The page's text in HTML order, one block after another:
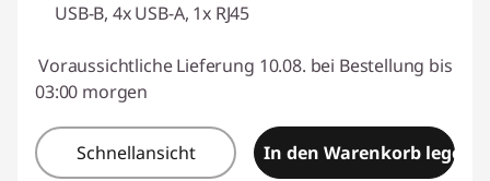
USB-B, 4x USB-A, 1x RJ45
Voraussichtliche Lieferung 10.08. bei Bestellung bis
03:00 morgen
Schnellansicht In den Warenkorb legen